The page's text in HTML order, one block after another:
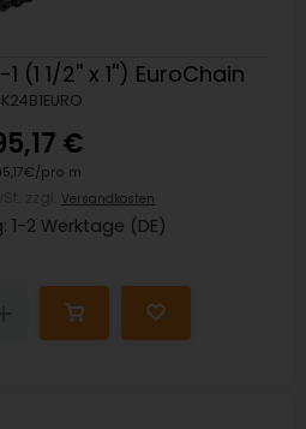
(1 1/2'' x 1'') EuroChain
€
pro m
Versandkosten
1-2 Werktage (DE)